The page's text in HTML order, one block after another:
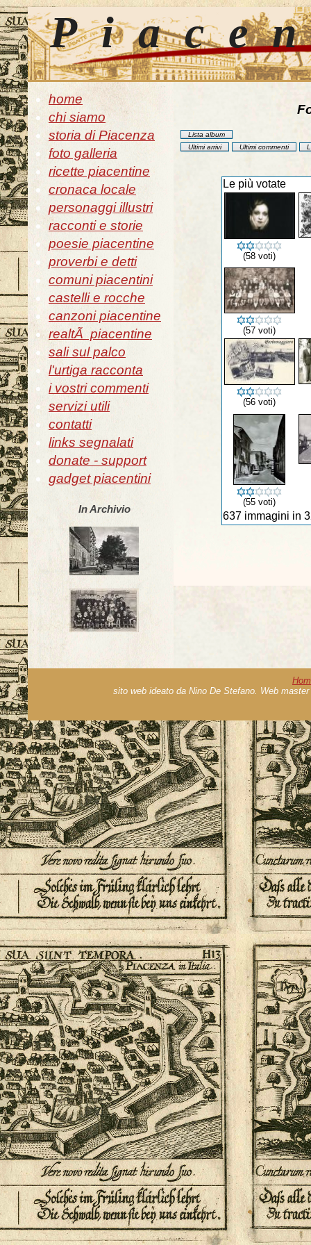
home
chi siamo
storia di Piacenza
foto galleria
ricette piacentine
cronaca locale
personaggi illustri
racconti e storie
poesie piacentine
proverbi e detti
comuni piacentini
castelli e rocche
canzoni piacentine
realtÃ piacentine
sali sul palco
l'urtiga racconta
i vostri commenti
servizi utili
contatti
links segnalati
donate - support
gadget piacentini
In Archivio
Lista album
Ultimi arrivi
Ultimi commenti
Le più votate
(58 voti)
(57 voti)
(56 voti)
(55 voti)
637 immagini in
sito web ideato da Nino De Stefano. Web